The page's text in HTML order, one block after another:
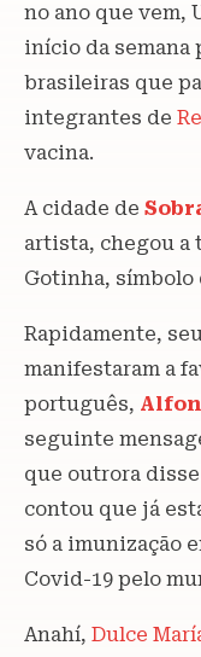
no ano que vem,
início da semana
brasileiras que
integrantes de
vacina.
A cidade de
artista, chegou a
Gotinha, símbolo
Rapidamente,
manifestaram a
português,
seguinte
que outrora
contou que já
só a imunização
Covid-19 pelo
Anahí, Dulce